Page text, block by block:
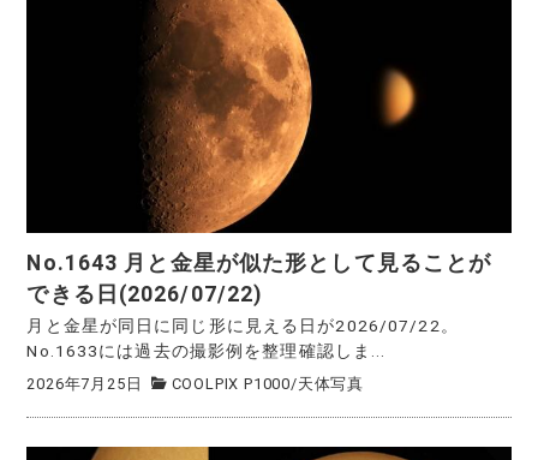
No.1643 月と金星が似た形として見ることが
できる日(2026/07/22)
月と金星が同日に同じ形に見える日が2026/07/22。
No.1633には過去の撮影例を整理確認しま...
2026年7月25日 COOLPIX P1000/天体写真